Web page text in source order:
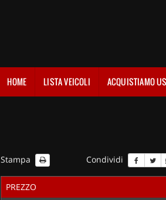
HOME LISTA VEICOLI ACQUISTIAMO
Stampa Condividi
PREZZO